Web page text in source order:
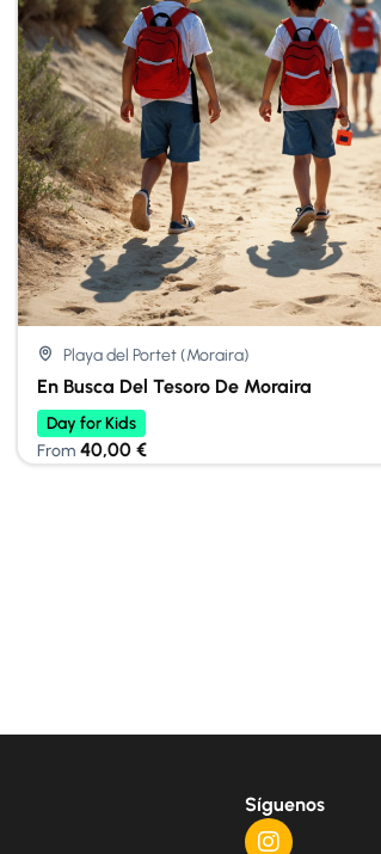
Playa del Portet (Moraira)
En Busca Del Tesoro De Moraira
Day for Kids
From 40,00 €
Síguenos